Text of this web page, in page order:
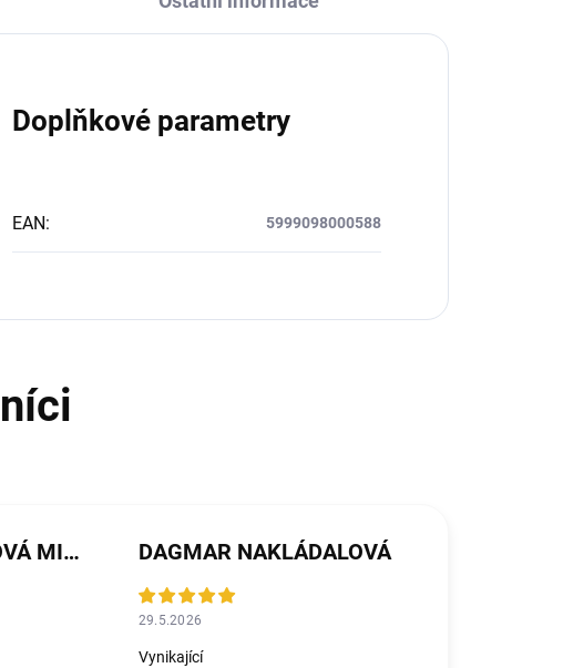
Doplňkové parametry
EAN: 5999098000588
JANA ŘEZNÍČKOVÁ MICHALIČKOVÁ DAGMAR NAKLÁDALOVÁ
29.5.2026
Vynikající